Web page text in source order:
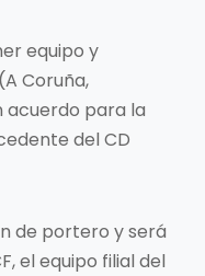
equipo y
Coruña,
acuerdo para la
del CD
de portero y será
el equipo filial del